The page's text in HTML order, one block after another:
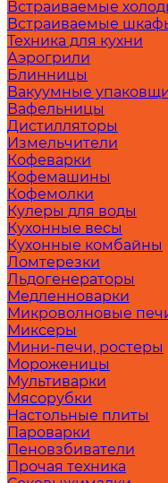
Встраиваемые
Встраиваемые
Техника для кухни
Аэрогрили
Блинницы
Вакуумные
Вафельницы
Дистилляторы
Измельчители
Кофеварки
Кофемашины
Кофемолки
Кулеры для воды
Кухонные весы
Кухонные комбайны
Ломтерезки
Льдогенераторы
Медленноварки
Микроволновые
Миксеры
Мини-печи, ростеры
Мороженицы
Мультиварки
Мясорубки
Настольные плиты
Пароварки
Пеновзбиватели
Прочая техника